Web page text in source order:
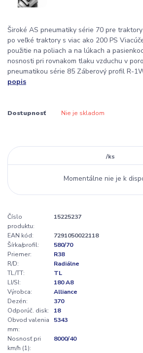
Široké AS pneumatiky série 70 pre
po veľké traktory s viac ako 200 PS
použitie na poliach a na lúkach a
nosnosti pri rovnakom tlaku vzduchu v
pneumatikou série 85 Záberový profil R-
popis
Dostupnosť Nie je skladom
/ks
Momentálne nie je k
Číslo
produktu:
15225237
EAN kód:
7291050022118
Šírka/profil:
580/70
Priemer:
R38
R/D:
Radiálne
TL/TT:
TL
LI/SI:
180 A8
Výrobca:
Alliance
Dezén:
370
Odporúč. disk:
18
Obvod valenia
mm:
5343
Nosnosť pri
km/h (1):
8000/40